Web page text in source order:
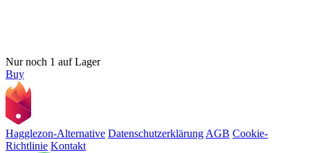
Nur noch 1 auf Lager
Buy
Hagglezon-Alternative Datenschutzerklärung AGB Cookie-
Richtlinie Kontakt